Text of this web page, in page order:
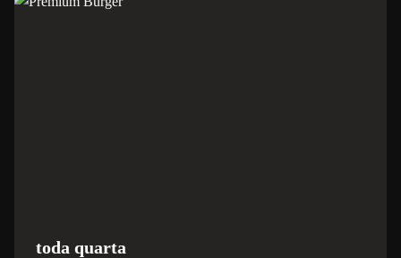
toda quarta